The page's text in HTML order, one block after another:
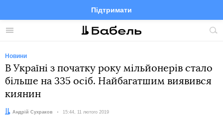
Меню
Підтримати
FacebookTelegramTwitter
Новини
В Україні з початку року мільйонерів стало
більше на 335 осіб. Найбагатшим виявився
киянин
Автор:
Андрій Сухраков Дата:
15:44, 11 лютого 2019